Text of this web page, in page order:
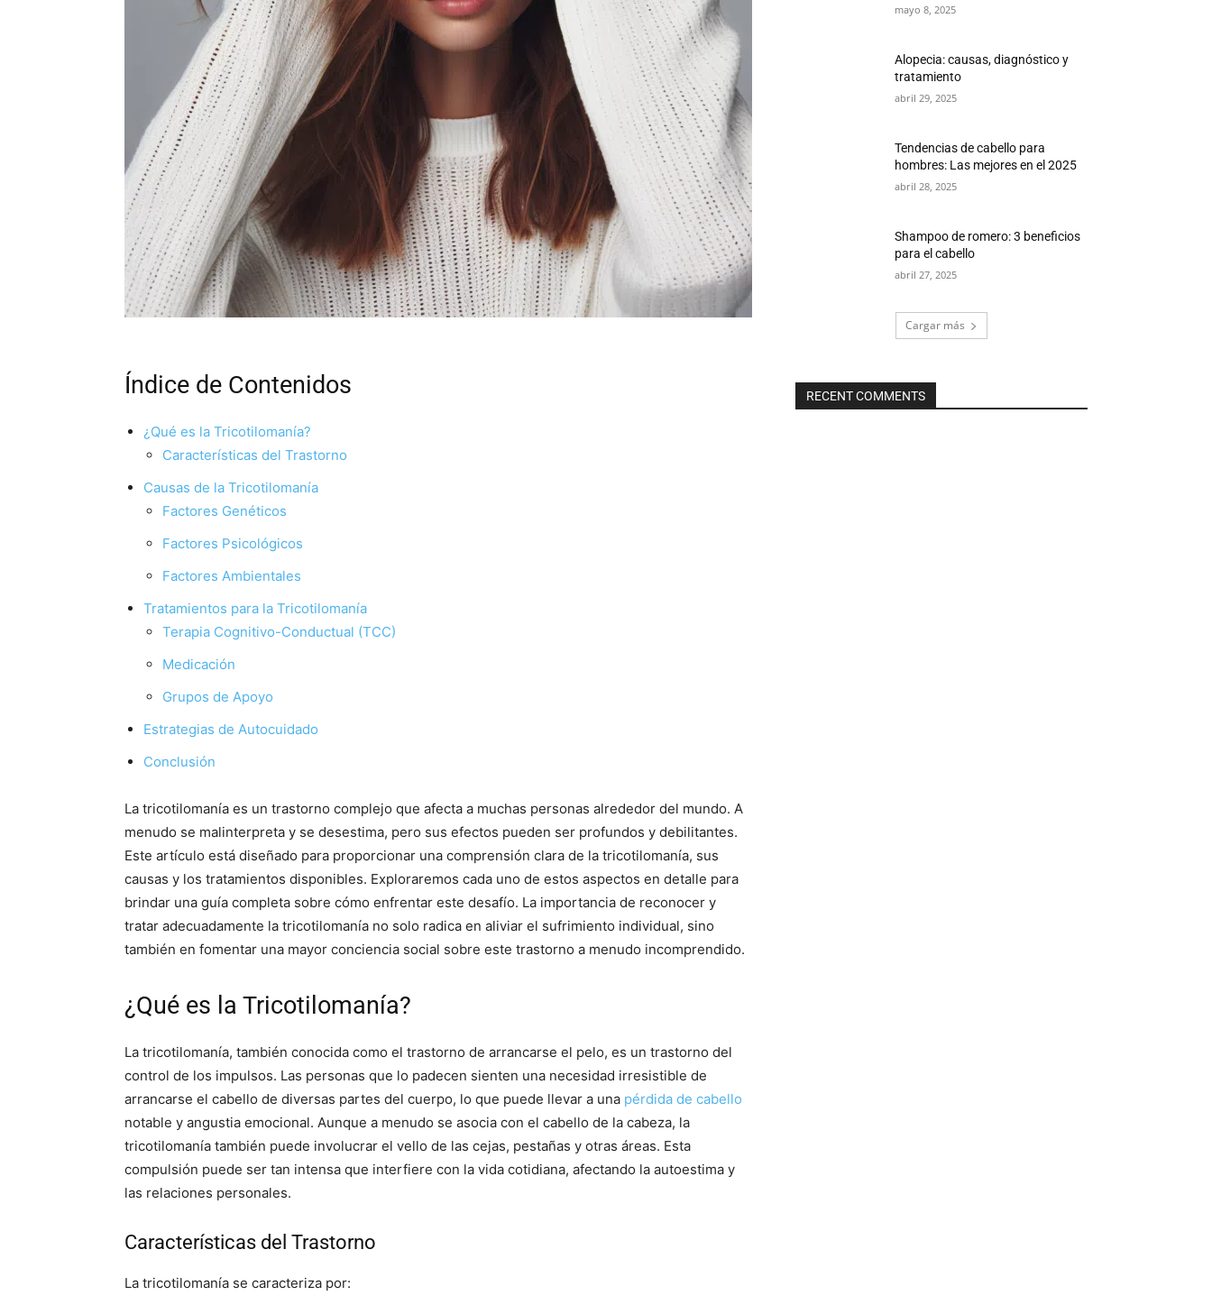
Índice de Contenidos
¿Qué es la Tricotilomanía?
Características del Trastorno
Causas de la Tricotilomanía
Factores Genéticos
Factores Psicológicos
Factores Ambientales
Tratamientos para la Tricotilomanía
Terapia Cognitivo-Conductual (TCC)
Medicación
Grupos de Apoyo
Estrategias de Autocuidado
Conclusión
La tricotilomanía es un trastorno complejo que afecta a muchas personas alrededor del mundo. A
menudo se malinterpreta y se desestima, pero sus efectos pueden ser profundos y debilitantes.
Este artículo está diseñado para proporcionar una comprensión clara de la tricotilomanía, sus
causas y los tratamientos disponibles. Exploraremos cada uno de estos aspectos en detalle para
brindar una guía completa sobre cómo enfrentar este desafío. La importancia de reconocer y
tratar adecuadamente la tricotilomanía no solo radica en aliviar el sufrimiento individual, sino
también en fomentar una mayor conciencia social sobre este trastorno a menudo incomprendido.
¿Qué es la Tricotilomanía?
La tricotilomanía, también conocida como el trastorno de arrancarse el pelo, es un trastorno del
control de los impulsos. Las personas que lo padecen sienten una necesidad irresistible de
arrancarse el cabello de diversas partes del cuerpo, lo que puede llevar a una pérdida de cabello
notable y angustia emocional. Aunque a menudo se asocia con el cabello de la cabeza, la
tricotilomanía también puede involucrar el vello de las cejas, pestañas y otras áreas. Esta
compulsión puede ser tan intensa que interfiere con la vida cotidiana, afectando la autoestima y
las relaciones personales.
Características del Trastorno
La tricotilomanía se caracteriza por:
mayo 8, 2025
Alopecia: causas, diagnóstico y
tratamiento
abril 29, 2025
Tendencias de cabello para
hombres: Las mejores en el 2025
abril 28, 2025
Shampoo de romero: 3 beneficios
para el cabello
abril 27, 2025
Cargar más
RECENT COMMENTS